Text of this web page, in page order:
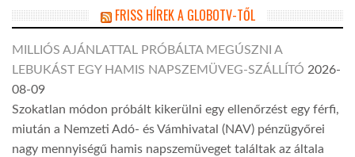
FRISS HÍREK A GLOBOTV-TŐL
MILLIÓS AJÁNLATTAL PRÓBÁLTA MEGÚSZNI A
LEBUKÁST EGY HAMIS NAPSZEMÜVEG-SZÁLLÍTÓ 2026-
08-09
Szokatlan módon próbált kikerülni egy ellenőrzést egy férfi,
miután a Nemzeti Adó- és Vámhivatal (NAV) pénzügyőrei
nagy mennyiségű hamis napszemüveget találtak az általa